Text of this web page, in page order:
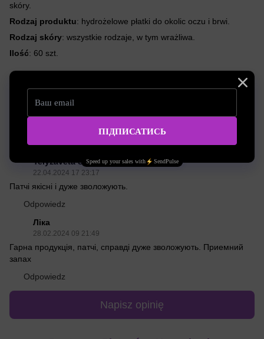
skóry.
Rodzaj produktu: hydrożelowe płatki do okolic oczu i brwi.
Rodzaj skóry: wszystkie rodzaje, w tym wrażliwa.
Ilość: 60 szt.
Opinie
Yelyzaveta Sydorenko
22.04.2024 17 23:17
Патчі якicнi i дуже зволожують.
Odpowiedz
Ліка
28.02.2024 09 21:49
Гарна продукція, патчі, справді дуже зволожують. Приемний
запах
Odpowiedz
Napisz opinię